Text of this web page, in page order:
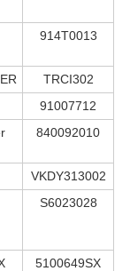
914T0013
TRCI302
91007712
840092010
VKDY313002
S6023028
5100649SX